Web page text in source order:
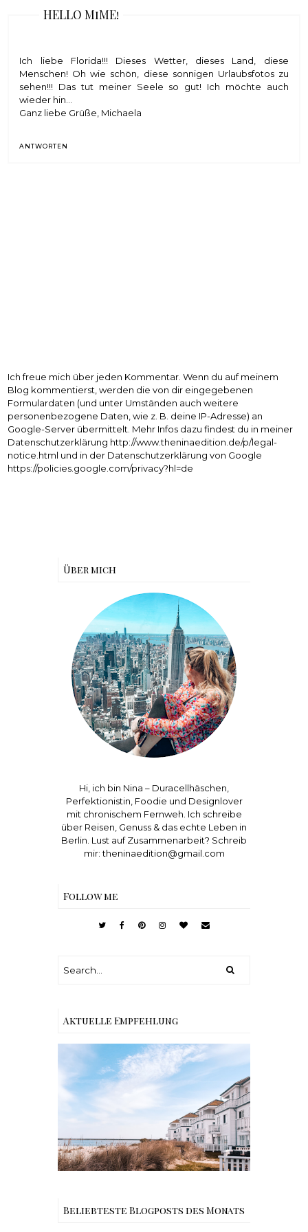
HELLO MiME!
Ich liebe Florida!!! Dieses Wetter, dieses Land, diese
Menschen! Oh wie schön, diese sonnigen Urlaubsfotos zu
sehen!!! Das tut meiner Seele so gut! Ich möchte auch
wieder hin...
Ganz liebe Grüße, Michaela
ANTWORTEN
Ich freue mich über jeden Kommentar. Wenn du auf meinem
Blog kommentierst, werden die von dir eingegebenen
Formulardaten (und unter Umständen auch weitere
personenbezogene Daten, wie z. B. deine IP-Adresse) an
Google-Server übermittelt. Mehr Infos dazu findest du in meiner
Datenschutzerklärung http://www.theninaedition.de/p/legal-
notice.html und in der Datenschutzerklärung von Google
https://policies.google.com/privacy?hl=de
Über mich
Hi, ich bin Nina – Duracellhäschen,
Perfektionistin, Foodie und Designlover
mit chronischem Fernweh. Ich schreibe
über Reisen, Genuss & das echte Leben in
Berlin. Lust auf Zusammenarbeit? Schreib
mir: theninaedition@gmail.com
Follow me
Aktuelle Empfehlung
Reisen - Schleiregion
Beliebteste Blogposts des Monats